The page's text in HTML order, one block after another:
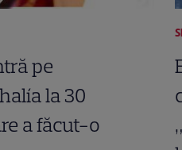
pe
la 30
a făcut-o